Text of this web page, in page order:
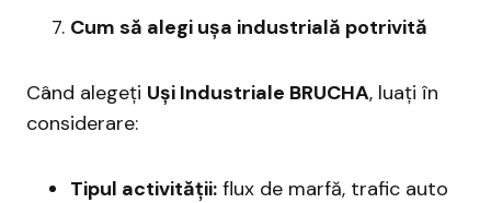
Cum să alegi ușa industrială potrivită
Când alegeți Uși Industriale BRUCHA, luați în
considerare:
Tipul activității: flux de marfă, trafic auto